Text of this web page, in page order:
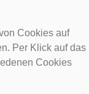
Cookies auf
Per Klick auf das
Cookies